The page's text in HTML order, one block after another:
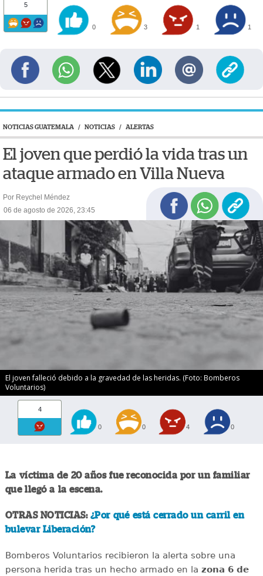
5
0 3 1 1
NOTICIAS GUATEMALA / NOTICIAS / ALERTAS
El joven que perdió la vida tras un
ataque armado en Villa Nueva
Por Reychel Méndez
06 de agosto de 2026, 23:45
El joven falleció debido a la gravedad de las heridas. (Foto: Bomberos
Voluntarios)
4
0 0 4 0
La víctima de 20 años fue reconocida por un familiar
que llegó a la escena.
OTRAS NOTICIAS: ¿Por qué está cerrado un carril en
bulevar Liberación?
Bomberos Voluntarios recibieron la alerta sobre una
persona herida tras un hecho armado en la zona 6 de